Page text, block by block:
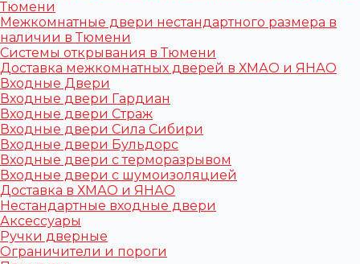
Тюмени
Межкомнатные двери нестандартного размера в
наличии в Тюмени
Системы открывания в Тюмени
Доставка межкомнатных дверей в ХМАО и ЯНАО
Входные Двери
Входные двери Гардиан
Входные двери Страж
Входные двери Сила Сибири
Входные двери Бульдорс
Входные двери с терморазрывом
Входные двери с шумоизоляцией
Доставка в ХМАО и ЯНАО
Нестандартные входные двери
Аксессуары
Ручки дверные
Ограничители и пороги